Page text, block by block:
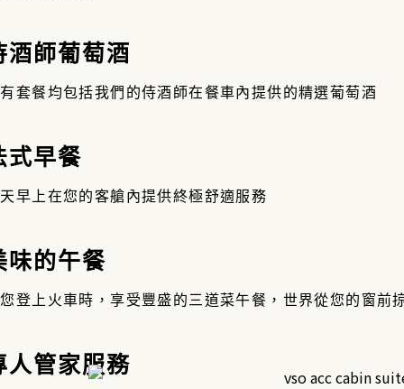
酒師葡萄酒
套餐均包括我們的侍酒師在餐車內提供的精選葡萄酒
式早餐
早上在您的客艙內提供終極舒適服務
味的午餐
登上火車時，享受豐盛的三道菜午餐，世界從您的窗前
人管家服務